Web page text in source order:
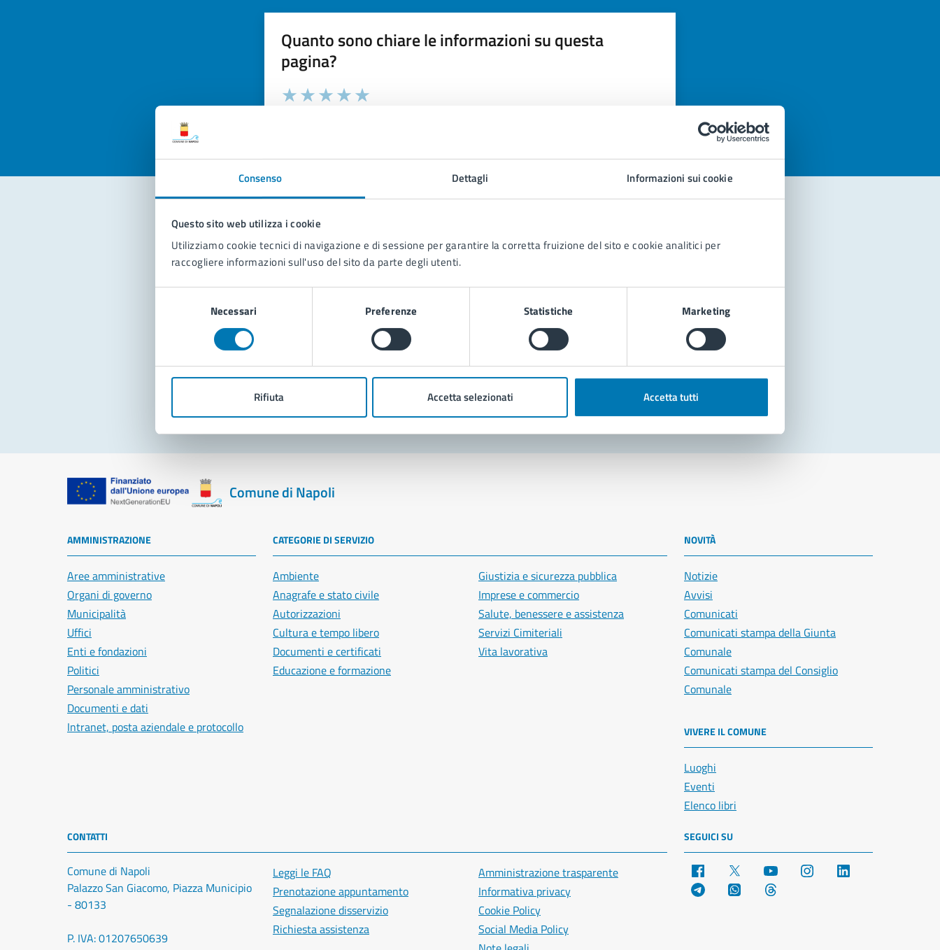
Consenso Dettagli Informazioni sui cookie
Questo sito web utilizza i cookie
Utilizziamo cookie tecnici di navigazione e di sessione per garantire la corretta fruizione del sito e cookie analitici per
raccogliere informazioni sull'uso del sito da parte degli utenti.
Necessari Preferenze Statistiche Marketing
Rifiuta Accetta selezionati Accetta tutti
Quanto sono chiare le informazioni su questa
pagina?
Valuta la chiarezza delle informazioni (da 1 a 5 stelle)
Seleziona il numero di stelle per valutare la chiarezza delle informazioni
Contatta il comune
Leggi le domande frequenti
Prenota appuntamento
Problemi in città
Comune di Napoli
AMMINISTRAZIONE
Aree amministrative
Organi di governo
Municipalità
Uffici
Enti e fondazioni
Politici
Personale amministrativo
Documenti e dati
Intranet, posta aziendale e protocollo
CATEGORIE DI SERVIZIO
Ambiente
Anagrafe e stato civile
Autorizzazioni
Cultura e tempo libero
Documenti e certificati
Educazione e formazione
Giustizia e sicurezza pubblica
Imprese e commercio
Salute, benessere e assistenza
Servizi Cimiteriali
Vita lavorativa
NOVITÀ
Notizie
Avvisi
Comunicati
Comunicati stampa della Giunta
Comunale
Comunicati stampa del Consiglio
Comunale
VIVERE IL COMUNE
Luoghi
Eventi
Elenco libri
CONTATTI
Comune di Napoli
Palazzo San Giacomo, Piazza Municipio
- 80133
P. IVA: 01207650639
Leggi le FAQ
Prenotazione appuntamento
Segnalazione disservizio
Richiesta assistenza
Amministrazione trasparente
Informativa privacy
Cookie Policy
Social Media Policy
SEGUICI SU
Facebook YouTube Instagram
Telegram WhatsApp